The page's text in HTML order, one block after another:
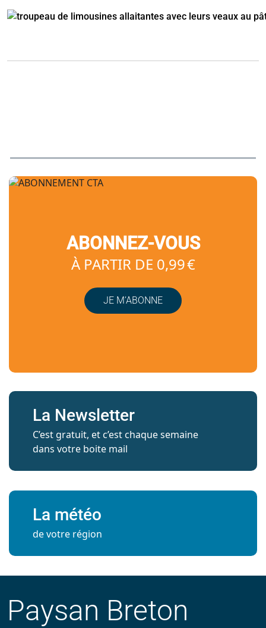
ABONNEZ-VOUS
À PARTIR DE 0,99 €
JE M’ABONNE
La Newsletter
C’est gratuit, et c’est chaque semaine
dans votre boite mail
La météo
de votre région
Paysan Breton